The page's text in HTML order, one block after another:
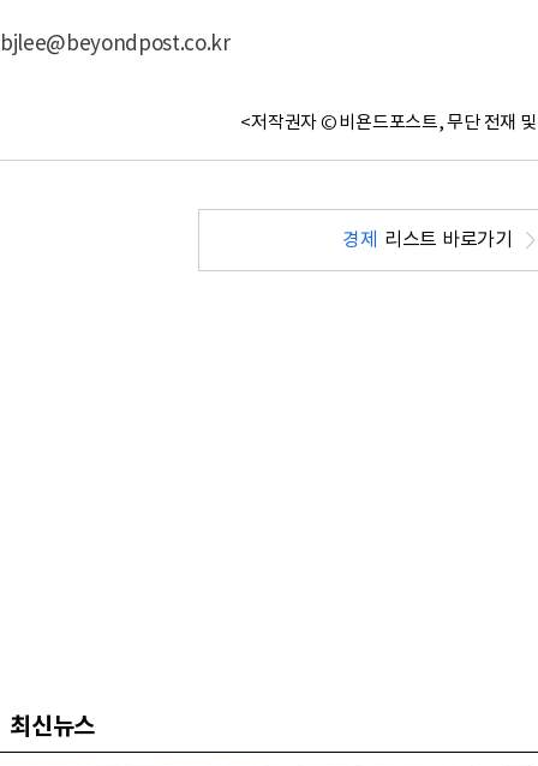
bjlee@beyondpost.co.kr
<저작권자 © 비욘드포스트, 무단 전재
경제 리스트 바로가기
최신뉴스